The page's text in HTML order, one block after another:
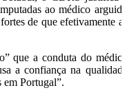
ao médico arguido
de que efetivamente as
que a conduta do médico
a confiança na qualidade
em Portugal”.